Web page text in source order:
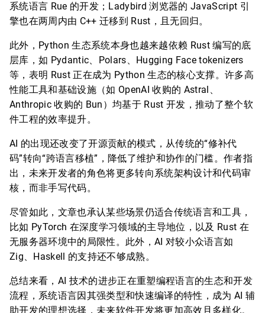
系统语言 Rue 的开发；Ladybird 浏览器的 JavaScript 引
擎也在两周内由 C++ 迁移到 Rust，且无回归。
此外，Python 生态系统本身也越来越依赖 Rust 编写的底
层库，如 Pydantic、Polars、Hugging Face tokenizers
等，表明 Rust 正在成为 Python 生态的核心支撑。许多高
性能工具和基础设施（如 OpenAI 收购的 Astral、
Anthropic 收购的 Bun）均基于 Rust 开发，推动了整个软
件工程的效率提升。
AI 的出现还改变了开源贡献的模式，从传统的“修补代
码”转向“跨语言移植”，降低了维护和协作的门槛。作者指
出，未来开发者的角色将更多转向系统架构设计和代码审
核，而非手写代码。
尽管如此，文章也承认某些场景仍适合传统语言和工具，
比如 PyTorch 在深度学习领域的主导地位，以及 Rust 在
无服务器环境中的局限性。此外，AI 对较小众语言如
Zig、Haskell 的支持还不够成熟。
总结来看，AI 技术的进步正在重塑编程语言的生态和开发
流程，系统语言因其强类型和快速编译的特性，成为 AI 辅
助开发的理想选择，未来软件开发将更加高效且多样化。